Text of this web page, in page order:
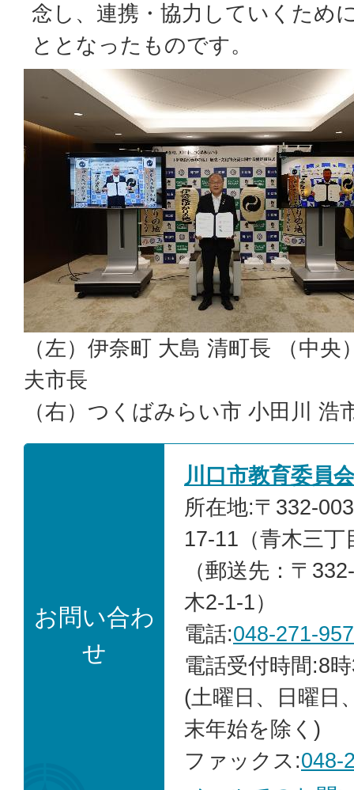
念し、連携・協力していくため
ととなったものです。
（左）伊奈町 大島 清町長 （中
夫市長
（右）つくばみらい市 小田川 浩
お問い合わ
せ
川口市教育委員
所在地:〒332-
17-11（青木三丁
（郵送先：〒
木2-1-1）
電話:048-271-
電話受付時間:8
(土曜日、日曜日
末年始を除く)
ファックス:048-